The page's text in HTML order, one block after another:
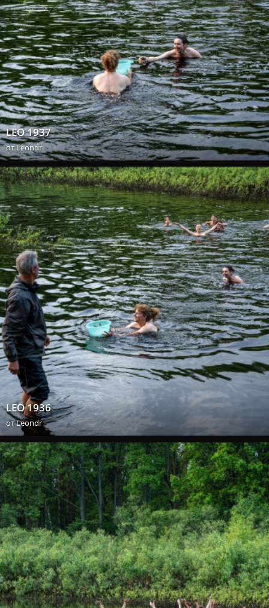
LEO 1937
отLeondr
LEO 1936
отLeondr